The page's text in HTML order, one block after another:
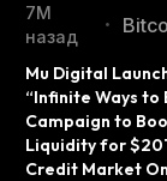
7М
назад
•
Mu Digital
“Infinite Ways to
Campaign to
Liquidity for
Credit Market